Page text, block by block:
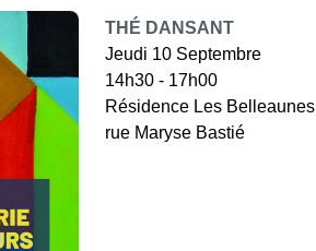
THÉ DANSANT
Jeudi 10 Septembre
14h30 - 17h00
Résidence Les
rue Maryse Bastié